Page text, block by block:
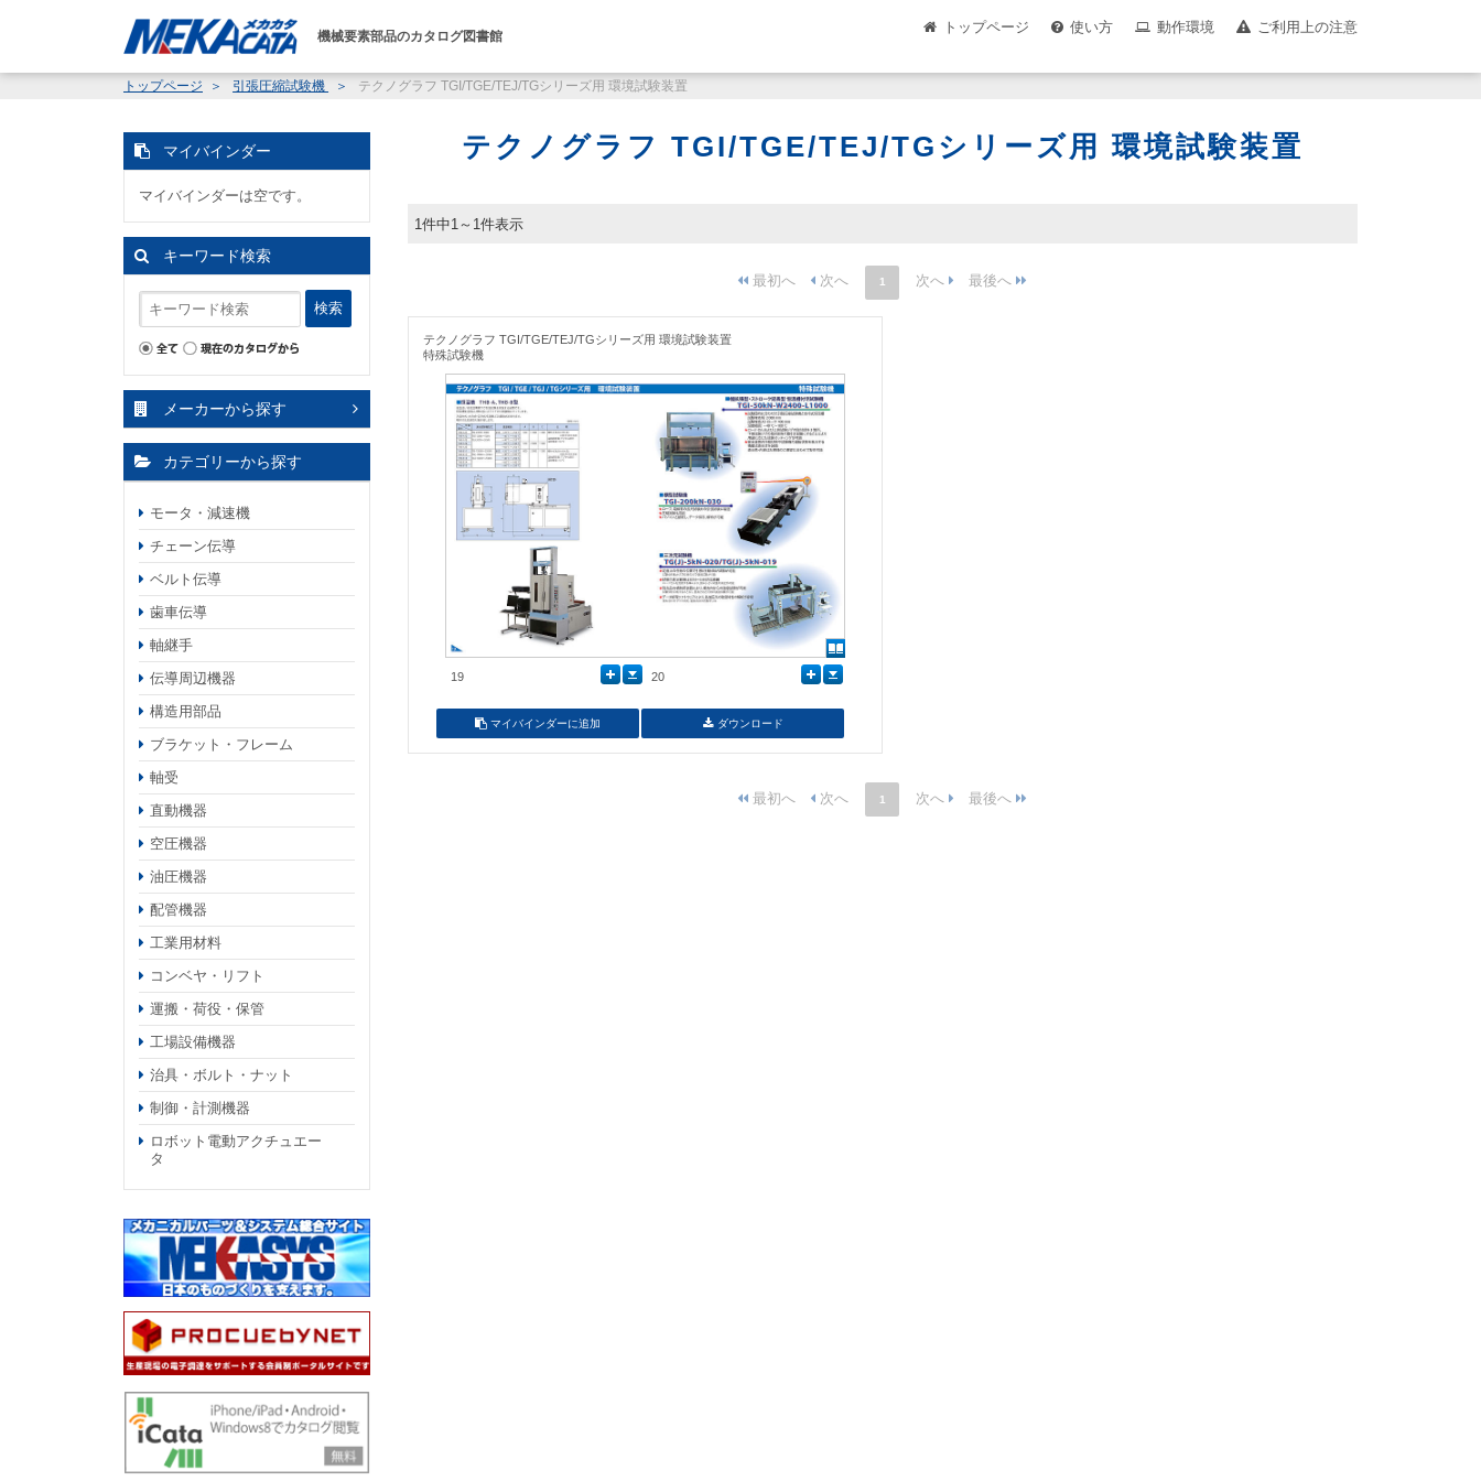
機械要素部品のカタログ図書館
トップページ 使い方 動作環境 ご利用上の注意
トップページ 引張圧縮試験機 テクノグラフ TGI/TGE/TEJ/TGシリーズ用 環境試験装置
テクノグラフ TGI/TGE/TEJ/TGシリーズ用 環境試験装置
1件中1～1件表示
1
テクノグラフ TGI/TGE/TEJ/TGシリーズ用 環境試験装置
特殊試験機
19 20
マイバインダーに追加 ダウンロード
1
マイバインダー
マイバインダーは空です。
キーワード検索
検索
メーカーから探す
カテゴリーから探す
モータ・減速機
チェーン伝導
ベルト伝導
歯車伝導
軸継手
伝導周辺機器
構造用部品
ブラケット・フレーム
軸受
直動機器
空圧機器
油圧機器
配管機器
工業用材料
コンベヤ・リフト
運搬・荷役・保管
工場設備機器
治具・ボルト・ナット
制御・計測機器
ロボット電動アクチュエー
タ